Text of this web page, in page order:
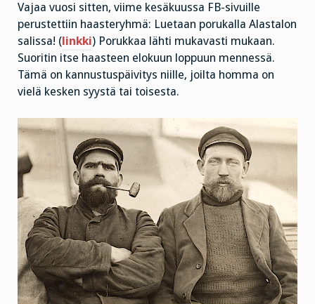
Vajaa vuosi sitten, viime kesäkuussa FB-sivuille
perustettiin haasteryhmä: Luetaan porukalla Alastalon
salissa! ( linkki) Porukkaa lähti mukavasti mukaan.
Suoritin itse haasteen elokuun loppuun mennessä.
Tämä on kannustuspäivitys niille, joilta homma on
vielä kesken syystä tai toisesta.